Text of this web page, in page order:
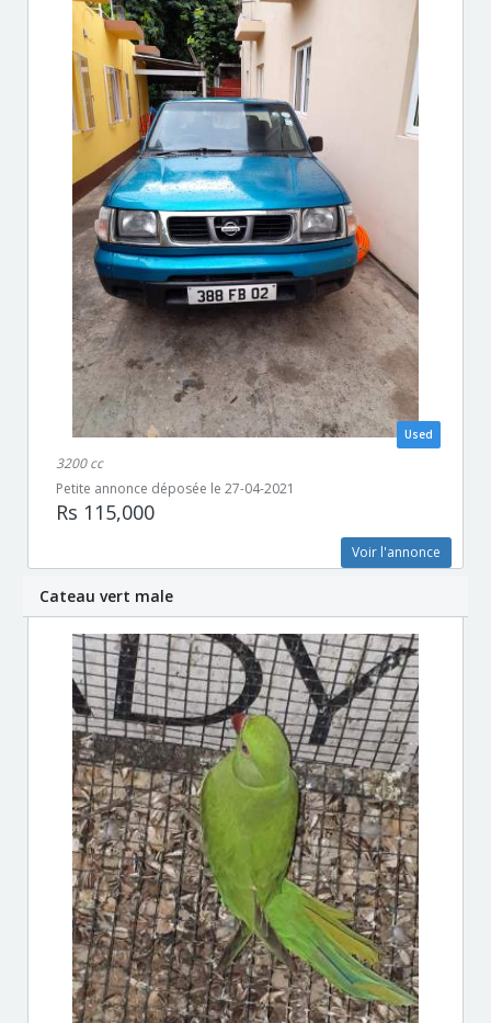
Used
3200 cc
Petite annonce déposée le 27-04-2021
Rs 115,000
Voir l'annonce
Cateau vert male